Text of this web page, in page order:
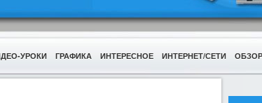
УРОКИ ГРАФИКА ИНТЕРЕСНОЕ ИНТЕРНЕТ/СЕТИ